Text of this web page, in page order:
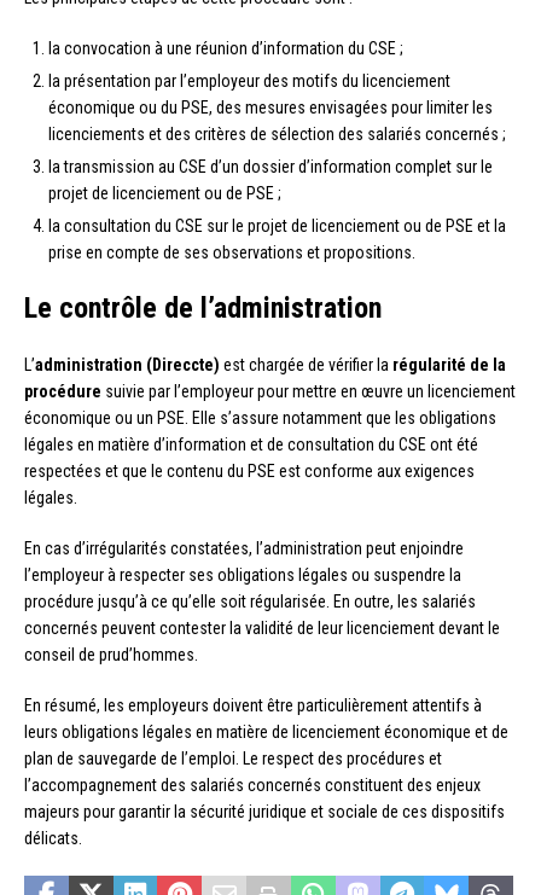
la convocation à une réunion d’information du CSE ;
la présentation par l’employeur des motifs du licenciement
économique ou du PSE, des mesures envisagées pour limiter les
licenciements et des critères de sélection des salariés concernés ;
la transmission au CSE d’un dossier d’information complet sur le
projet de licenciement ou de PSE ;
la consultation du CSE sur le projet de licenciement ou de PSE et la
prise en compte de ses observations et propositions.
Le contrôle de l’administration
L’administration (Direccte) est chargée de vérifier la régularité de la
procédure suivie par l’employeur pour mettre en œuvre un licenciement
économique ou un PSE. Elle s’assure notamment que les obligations
légales en matière d’information et de consultation du CSE ont été
respectées et que le contenu du PSE est conforme aux exigences
légales.
En cas d’irrégularités constatées, l’administration peut enjoindre
l’employeur à respecter ses obligations légales ou suspendre la
procédure jusqu’à ce qu’elle soit régularisée. En outre, les salariés
concernés peuvent contester la validité de leur licenciement devant le
conseil de prud’hommes.
En résumé, les employeurs doivent être particulièrement attentifs à
leurs obligations légales en matière de licenciement économique et de
plan de sauvegarde de l’emploi. Le respect des procédures et
l’accompagnement des salariés concernés constituent des enjeux
majeurs pour garantir la sécurité juridique et sociale de ces dispositifs
délicats.